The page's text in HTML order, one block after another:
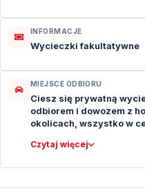
INFORMACJE
Wycieczki fakultatywne
MIEJSCE ODBIORU
Ciesz się prywatną
odbiorem i dowozem z
okolicach, wszystko w
Czytaj więcej